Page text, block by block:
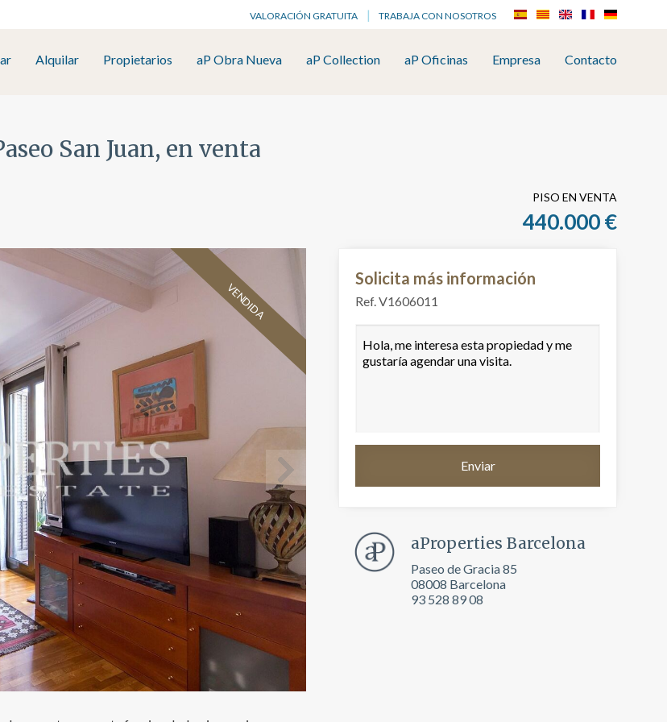
VALORACIÓN GRATUITA TRABAJA CON NOSOTROS
Alquilar Propietarios aP Obra Nueva aP Collection aP Oficinas Empresa Contacto
San Juan, en venta
PISO EN VENTA
440.000 €
VENDIDA
Solicita más información
Ref. V1606011
aProperties Barcelona
Paseo de Gracia 85
08008 Barcelona
93 528 89 08
Siempre activas
Cookies propias para recopilar información con la finalidad de
Si continua navegando, supone la aceptación de la
El usuario tiene la posibilidad de configurar su navegador
impedir que sean instaladas en su disco duro, aunque
que dicha acción podrá ocasionar dificultades de navegación